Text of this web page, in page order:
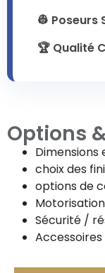
👷 Poseurs
🏆 Qualité
Options
choix des
options de
Sécurité /